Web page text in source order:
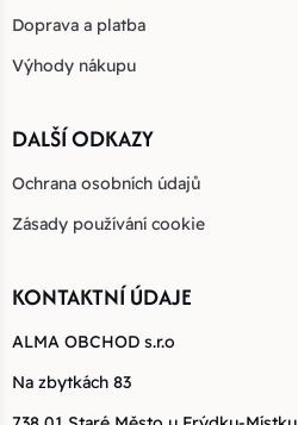
Doprava a platba
Výhody nákupu
DALŠÍ ODKAZY
Ochrana osobních údajů
Zásady používání cookie
KONTAKTNÍ ÚDAJE
ALMA OBCHOD s.r.o
Na zbytkách 83